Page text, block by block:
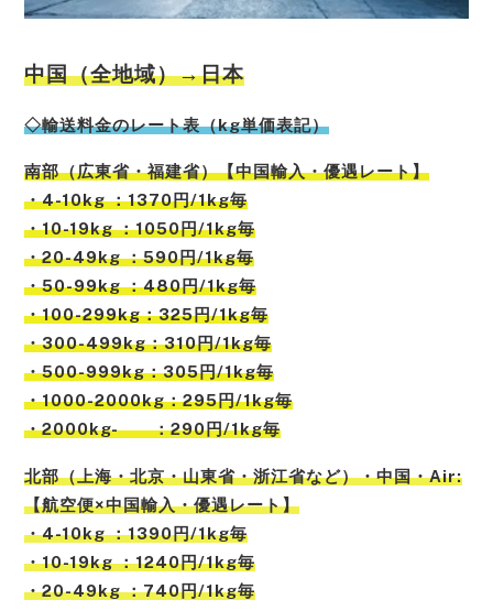
中国（全地域）→日本
◇輸送料金のレート表（kg単価表記）
南部（広東省・福建省）【中国輸入・優遇レート】
・4-10kg ：1370円/1kg毎
・10-19kg ：1050円/1kg毎
・20-49kg ：590円/1kg毎
・50-99kg ：480円/1kg毎
・100-299kg：325円/1kg毎
・300-499kg：310円/1kg毎
・500-999kg：305円/1kg毎
・1000-2000kg：295円/1kg毎
・2000kg- ：290円/1kg毎
北部（上海・北京・山東省・浙江省など）・中国・Air:
【航空便×中国輸入・優遇レート】
・4-10kg ：1390円/1kg毎
・10-19kg ：1240円/1kg毎
・20-49kg ：740円/1kg毎